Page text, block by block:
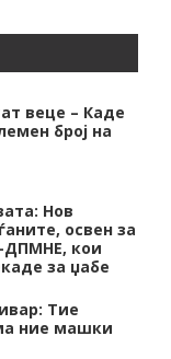
веце – Каде
број на
Нов
освен за
ДПМНЕ, кои
за џабе
Тие
ние машки